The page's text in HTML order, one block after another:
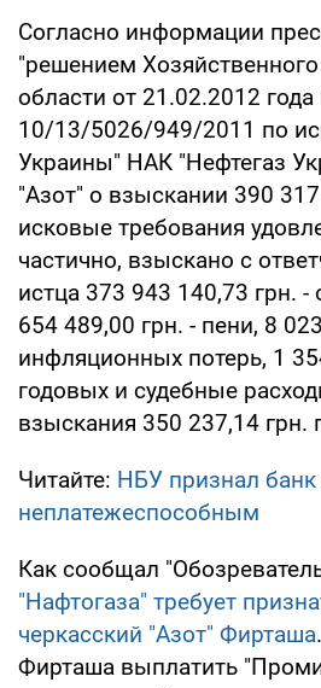
Согласно информации
"решением
области от 21.02.2012
10/13/5026/949/2011 по
Украины" НАК "Нефтегаз
"Азот" о взыскании 390
исковые требования
частично, взыскано с
истца 373 943 140,73 грн. -
654 489,00 грн. - пени, 8
инфляционных потерь, 1
годовых и судебные
взыскания 350 237,14 грн.
Читайте: НБУ признал
неплатежеспособным
Как сообщал
"Нафтогаза" требует
черкасский "Азот" Фирташа
Фирташа выплатить